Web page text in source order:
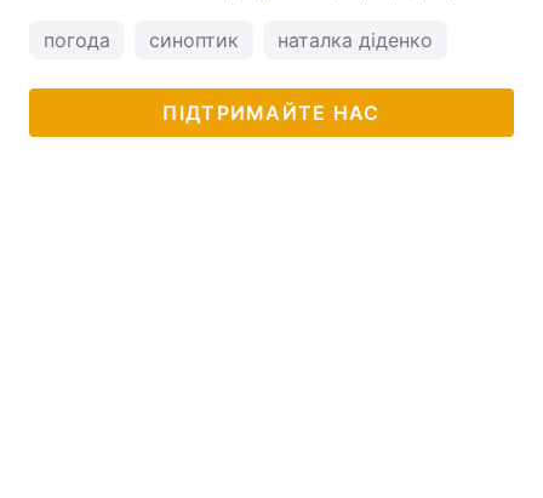
погода синоптик наталка діденко
ПІДТРИМАЙТЕ НАС